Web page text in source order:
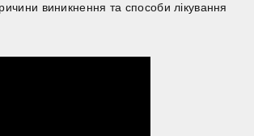
виникнення та способи лікування